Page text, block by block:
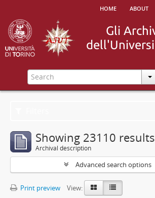
home about
Showing 23110 results
Archival description
Advanced search options
Print preview
View: